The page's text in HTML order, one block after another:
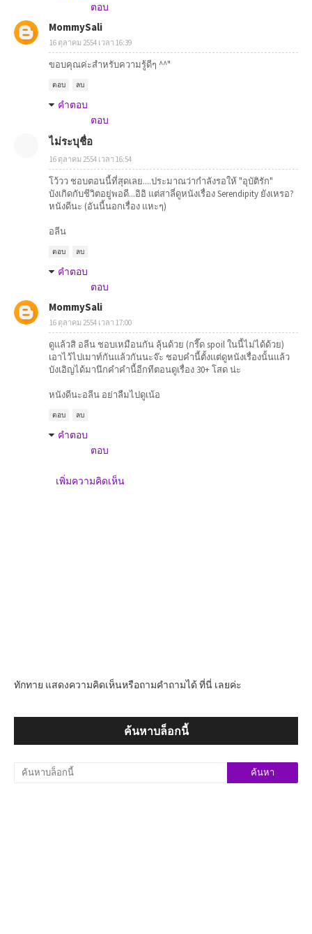
ตอบ
MommySali
16 ตุลาคม 2554 เวลา 16:39
ขอบคุณค่ะสำหรับความรู้ดีๆ ^^"
ตอบ ลบ
คำตอบ
ตอบ
ไม่ระบุชื่อ
16 ตุลาคม 2554 เวลา 16:54
โว้วว ชอบตอนนี้ที่สุดเลย....ประมาณว่ากำลังรอให้ "อุบัติรัก"
บังเกิดกับชีวิตอยู่พอดี...อิอิ แต่สาลี่ดูหนังเรื่อง Serendipity ยังเหรอ?
หนังดีนะ (อันนี้นอกเรื่อง แหะๆ)
อลีน
ตอบ ลบ
คำตอบ
ตอบ
MommySali
16 ตุลาคม 2554 เวลา 17:00
ดูแล้วสิ อลีน ชอบเหมือนกัน ลุ้นด้วย (กรี๊ด spoil ในนี้ไม่ได้ด้วย)
เอาไว้ไปเมาท์กันแล้วกันนะจ๊ะ ชอบคำนี้ตั้งแต่ดูหนังเรื่องนั้นแล้ว
บังเอิญได้มานึกคำคำนี้อีกทีตอนดูเรื่อง 30+ โสด น่ะ
หนังดีนะอลีน อย่าลืมไปดูเน้อ
ตอบ ลบ
คำตอบ
ตอบ
เพิ่มความคิดเห็น
ทักทาย แสดงความคิดเห็นหรือถามคำถามได้ ที่นี่ เลยค่ะ
ค้นหาบล็อกนี้